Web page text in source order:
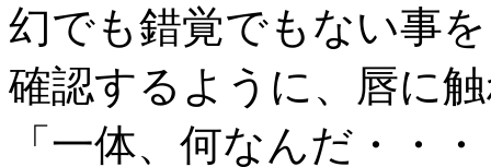
幻でも錯覚でもない事を
確認するように、唇に
「一体、何なんだ・・